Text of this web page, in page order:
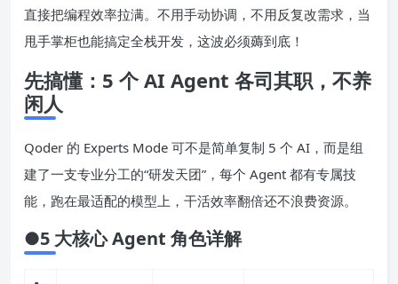
代码评审员各司其职，并行干活，复杂项目 10 分钟交付，
直接把编程效率拉满。不用手动协调，不用反复改需求，当
先搞懂：5 个 AI Agent 各司其职，不养
闲人
Qoder 的 Experts Mode 可不是简单复制 5 个 AI，而是组
建了一支专业分工的“研发天团”，每个 Agent 都有专属技
●5 大核心 Agent 角色详解